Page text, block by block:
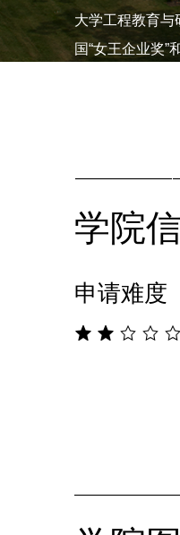
大学工程教育与研究联
国“女王企业奖”
学院
申请难度